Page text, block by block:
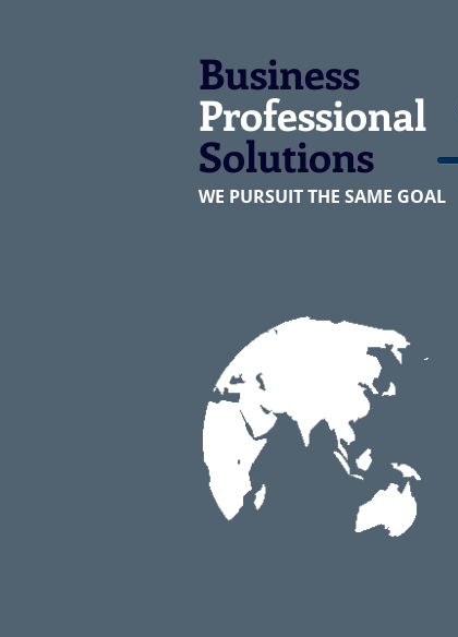
Business
Professional
Solutions
WE PURSUIT THE SAME GOAL